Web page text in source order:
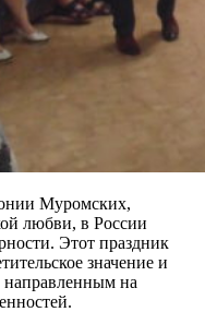
Муромских,
любви, в России
Этот праздник
значение и
направленным на